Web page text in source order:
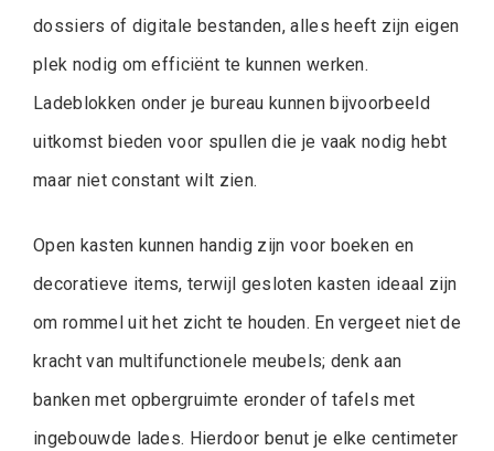
dossiers of digitale bestanden, alles heeft zijn eigen
plek nodig om efficiënt te kunnen werken.
Ladeblokken onder je bureau kunnen bijvoorbeeld
uitkomst bieden voor spullen die je vaak nodig hebt
maar niet constant wilt zien.
Open kasten kunnen handig zijn voor boeken en
decoratieve items, terwijl gesloten kasten ideaal zijn
om rommel uit het zicht te houden. En vergeet niet de
kracht van multifunctionele meubels; denk aan
banken met opbergruimte eronder of tafels met
ingebouwde lades. Hierdoor benut je elke centimeter